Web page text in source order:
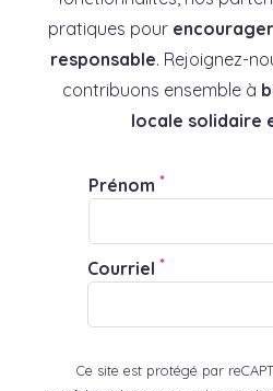
pratiques pour
responsable. Rejoignez-
contribuons ensemble à
locale solidaire
Prénom *
Courriel *
Ce site est protégé par